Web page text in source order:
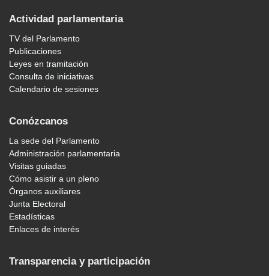
Actividad parlamentaria
TV del Parlamento
Publicaciones
Leyes en tramitación
Consulta de iniciativas
Calendario de sesiones
Conózcanos
La sede del Parlamento
Administración parlamentaria
Visitas guiadas
Cómo asistir a un pleno
Órganos auxiliares
Junta Electoral
Estadísticas
Enlaces de interés
Transparencia y participación